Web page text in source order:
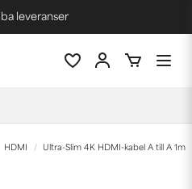
leveranser
över 1000 kr *
HDMI Ultra-Slim 4K HDMI-kabel A till A 1m